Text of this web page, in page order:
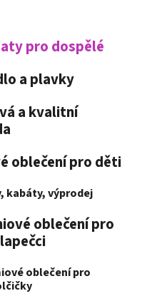
pro dospělé
a plavky
a kvalitní
oblečení pro děti
kabáty, výprodej
oblečení pro
oblečení pro